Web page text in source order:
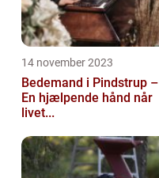
14 november 2023
Bedemand i Pindstrup –
En hjælpende hånd når
livet...